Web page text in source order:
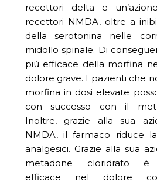
recettori delta e
recettori NMDA, oltre a
della serotonina nelle
midollo spinale. Di
più efficace della morfina
dolore grave. I pazienti che
morfina in dosi elevate
con successo con il
Inoltre, grazie alla sua
NMDA, il farmaco riduce
analgesici. Grazie alla sua
metadone cloridrato è
efficace nel dolore